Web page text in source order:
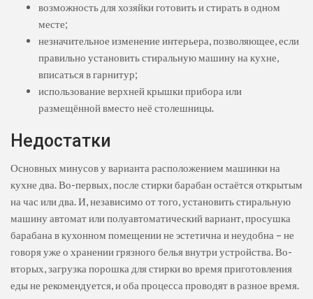
возможность для хозяйки готовить и стирать в одном
месте;
незначительное изменение интерьера, позволяющее, если
правильно установить стиральную машину на кухне,
вписаться в гарнитур;
использование верхней крышки прибора или
размещённой вместо неё столешницы.
Недостатки
Основных минусов у варианта расположением машинки на
кухне два. Во-первых, после стирки барабан остаётся открытым
на час или два. И, независимо от того, установить стиральную
машину автомат или полуавтоматический вариант, просушка
барабана в кухонном помещении не эстетична и неудобна – не
говоря уже о хранении грязного белья внутри устройства. Во-
вторых, загрузка порошка для стирки во время приготовления
еды не рекомендуется, и оба процесса проводят в разное время.